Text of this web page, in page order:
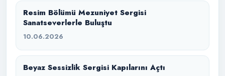
Resim Bölümü Mezuniyet Sergisi
Sanatseverlerle Buluştu
10.06.2026
Beyaz Sessizlik Sergisi Kapılarını Açtı